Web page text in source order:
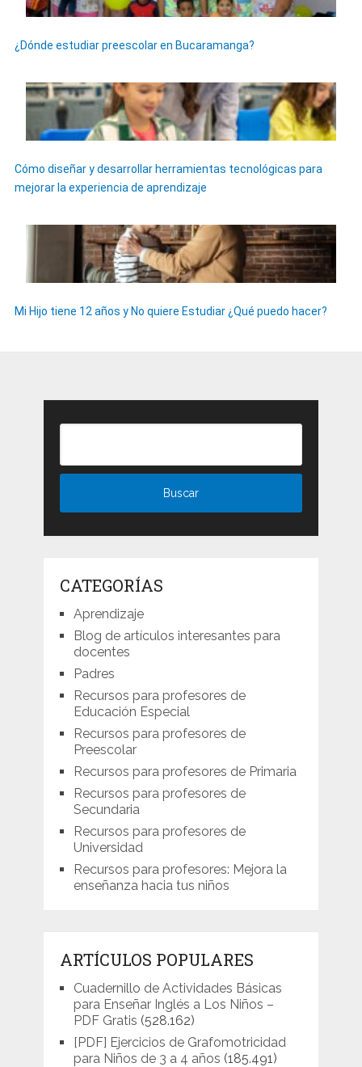
¿Dónde estudiar preescolar en Bucaramanga?
Cómo diseñar y desarrollar herramientas tecnológicas para
mejorar la experiencia de aprendizaje
Mi Hijo tiene 12 años y No quiere Estudiar ¿Qué puedo hacer?
CATEGORÍAS
Aprendizaje
Blog de artículos interesantes para
docentes
Padres
Recursos para profesores de
Educación Especial
Recursos para profesores de
Preescolar
Recursos para profesores de Primaria
Recursos para profesores de
Secundaria
Recursos para profesores de
Universidad
Recursos para profesores: Mejora la
enseñanza hacia tus niños
ARTÍCULOS POPULARES
Cuadernillo de Actividades Básicas
para Enseñar Inglés a Los Niños –
PDF Gratis (528.162)
[PDF] Ejercicios de Grafomotricidad
para Niños de 3 a 4 años (185.491)